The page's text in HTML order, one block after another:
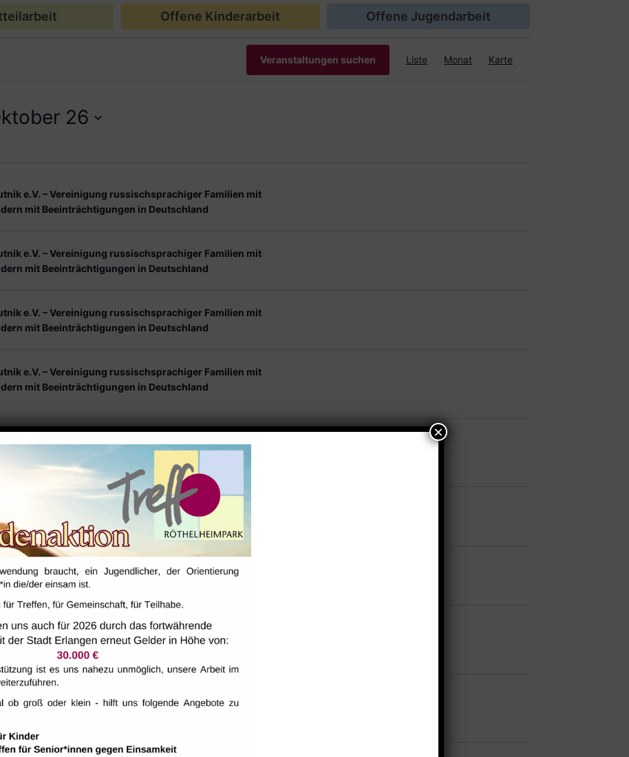
Offene Kinderarbeit Offene Jugendarbeit
Veranstaltungen suchen
Ansichten-
Liste Monat Karte
26
e.V. – Vereinigung russischsprachiger Familien mit
mit Beeinträchtigungen in Deutschland
e.V. – Vereinigung russischsprachiger Familien mit
mit Beeinträchtigungen in Deutschland
e.V. – Vereinigung russischsprachiger Familien mit
mit Beeinträchtigungen in Deutschland
e.V. – Vereinigung russischsprachiger Familien mit
mit Beeinträchtigungen in Deutschland
e.V. – Vereinigung russischsprachiger Familien mit
mit Beeinträchtigungen in Deutschland
e.V. – Vereinigung russischsprachiger Familien mit
mit Beeinträchtigungen in Deutschland
e.V. – Vereinigung russischsprachiger Familien mit
mit Beeinträchtigungen in Deutschland
e.V. – Vereinigung russischsprachiger Familien mit
mit Beeinträchtigungen in Deutschland
e.V. – Vereinigung russischsprachiger Familien mit